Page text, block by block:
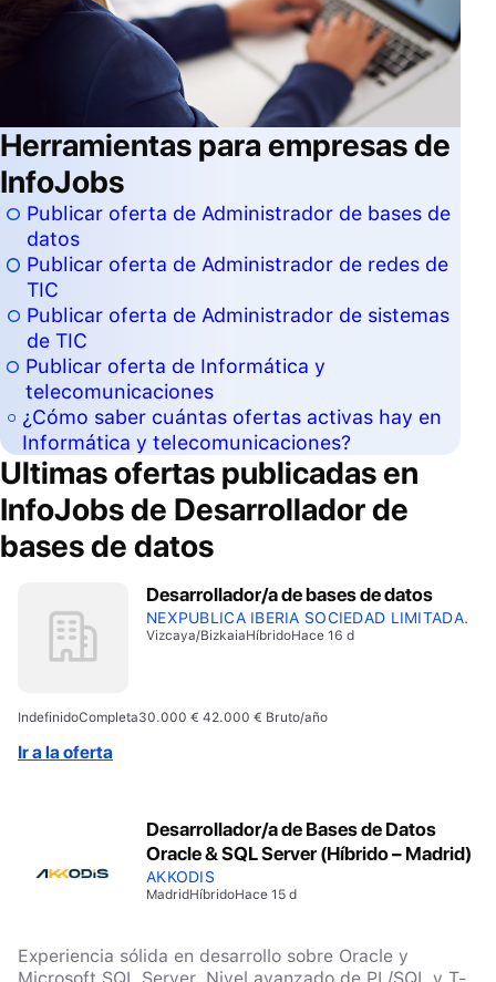
Herramientas para empresas de
InfoJobs
Publicar oferta de Administrador de bases de
datos
Publicar oferta de Administrador de redes de
TIC
Publicar oferta de Administrador de sistemas
de TIC
Publicar oferta de Informática y
telecomunicaciones
¿Cómo saber cuántas ofertas activas hay en
Informática y telecomunicaciones?
Ultimas ofertas publicadas en
InfoJobs de Desarrollador de
bases de datos
Desarrollador/a de bases de datos
NEXPUBLICA IBERIA SOCIEDAD LIMITADA.
Vizcaya/BizkaiaHíbridoHace 16 d
IndefinidoCompleta30.000 € 42.000 € Bruto/año
Ir a la oferta
Desarrollador/a de Bases de Datos
Oracle & SQL Server (Híbrido – Madrid)
AKKODIS
MadridHíbridoHace 15 d
Experiencia sólida en desarrollo sobre Oracle y